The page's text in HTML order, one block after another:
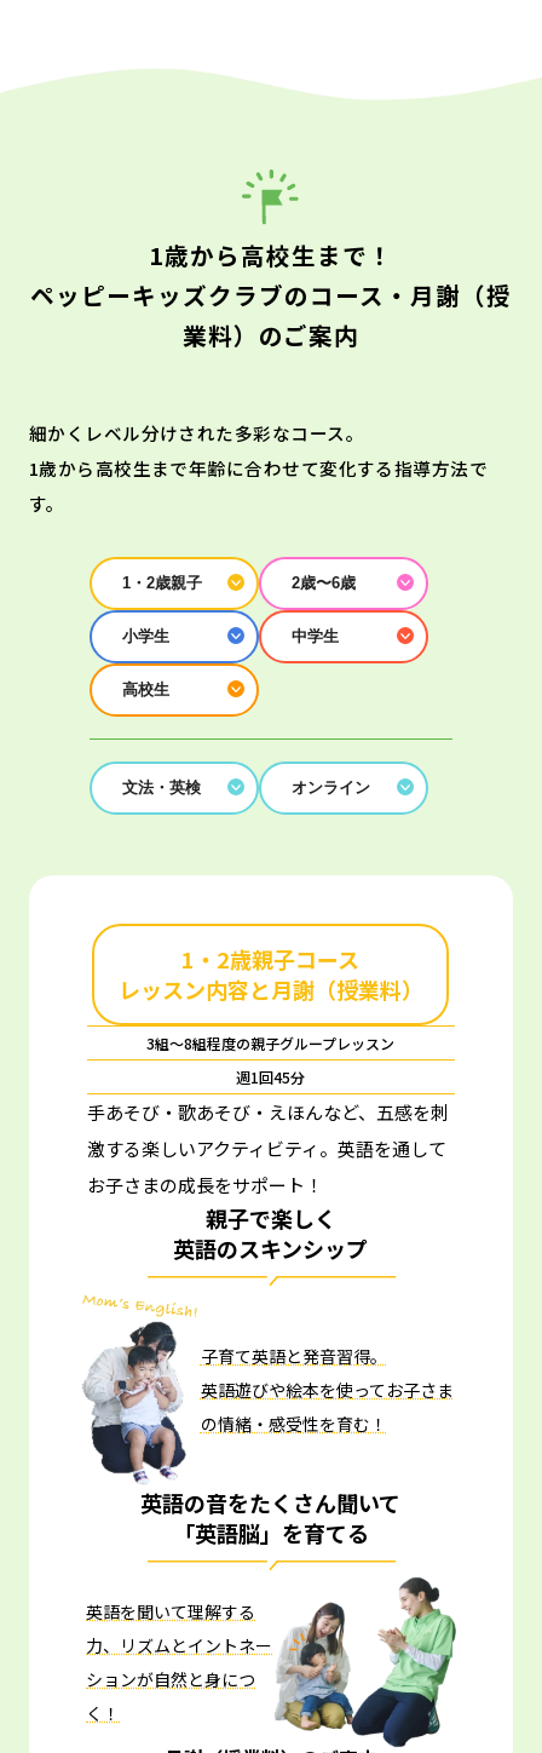
1歳から高校生まで！
ペッピーキッズクラブのコース・月謝（授
業料）のご案内
細かくレベル分けされた多彩なコース。
1歳から高校生まで年齢に合わせて変化する指導方法で
す。
1・2歳親子 2歳〜6歳
小学生 中学生
高校生
文法・英検 オンライン
1・2歳親子コース
レッスン内容と月謝（授業料）
3組～8組程度の親子グループレッスン
週1回45分
手あそび・歌あそび・えほんなど、五感を刺
激する楽しいアクティビティ。 英語を通して
お子さまの成長をサポート！
親子で楽しく
英語のスキンシップ
子育て英語と発音習得。
英語遊びや絵本を使ってお子さま
の情緒・感受性を育む！
英語の音をたくさん聞いて
「英語脳」を育てる
英語を聞いて理解する
力、リズムとイントネー
ションが自然と身につ
く！